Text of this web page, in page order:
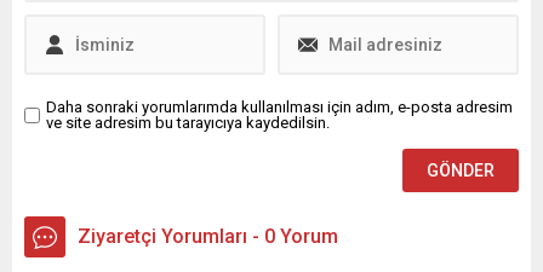
Daha sonraki yorumlarımda kullanılması için adım, e-posta adresim
ve site adresim bu tarayıcıya kaydedilsin.
Ziyaretçi Yorumları - 0 Yorum